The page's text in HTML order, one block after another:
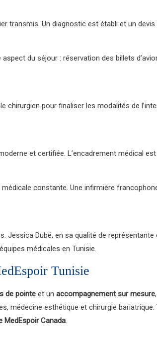
transmis. Un diagnostic est établi et un
du séjour : réservation des billets
chirurgien pour finaliser les modalités de
et certifiée. L’encadrement médical
médicale constante. Une infirmière
Jessica Dubé, en sa qualité de
médicales en Tunisie.
Tunisie
de pointe et un accompagnement sur mesure
médecine esthétique et chirurgie
MedEspoir Canada.